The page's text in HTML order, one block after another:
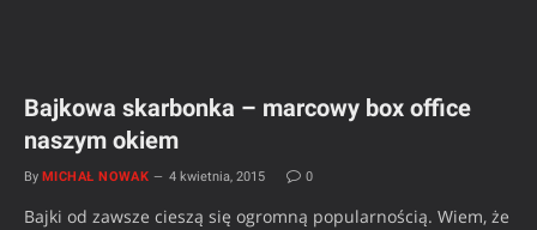
Bajkowa skarbonka – marcowy box office
naszym okiem
By MICHAŁ NOWAK 4 kwietnia, 2015 0
Bajki od zawsze cieszą się ogromną popularnością. Wiem, że